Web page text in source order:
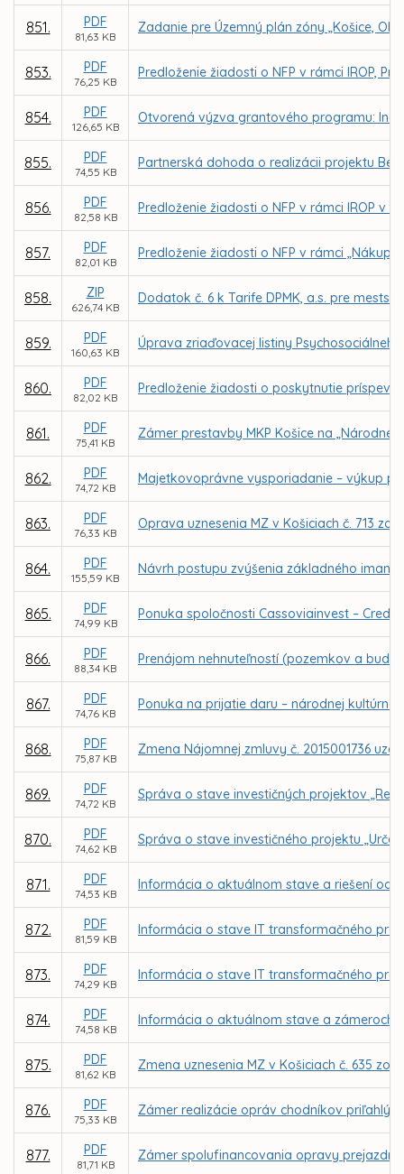
851. PDF
81,63 KB
Zadanie pre Územný plán zóny „Košice,
853. PDF
76,25 KB
Predloženie žiadosti o NFP v rámci IROP,
854. PDF
126,65 KB
Otvorená výzva grantového programu:
855. PDF
74,55 KB
Partnerská dohoda o realizácii projektu Bee
856. PDF
82,58 KB
Predloženie žiadosti o NFP v rámci IROP v
857. PDF
82,01 KB
Predloženie žiadosti o NFP v rámci
858. ZIP
626,74 KB
Dodatok č. 6 k Tarife DPMK, a.s. pre
859. PDF
160,63 KB
Úprava zriaďovacej listiny
860. PDF
82,02 KB
Predloženie žiadosti o poskytnutie
861. PDF
75,41 KB
Zámer prestavby MKP Košice na
862. PDF
74,72 KB
Majetkovoprávne vysporiadanie – výkup
863. PDF
76,33 KB
Oprava uznesenia MZ v Košiciach č. 713
864. PDF
155,59 KB
Návrh postupu zvýšenia základného
865. PDF
74,99 KB
Ponuka spoločnosti Cassoviainvest –
866. PDF
88,34 KB
Prenájom nehnuteľností (pozemkov a
867. PDF
74,76 KB
Ponuka na prijatie daru – národnej
868. PDF
75,87 KB
Zmena Nájomnej zmluvy č. 2015001736
869. PDF
74,72 KB
Správa o stave investičných projektov
870. PDF
74,62 KB
Správa o stave investičného projektu
871. PDF
74,53 KB
Informácia o aktuálnom stave a riešení
872. PDF
81,59 KB
Informácia o stave IT transformačného
873. PDF
74,29 KB
Informácia o stave IT transformačného
874. PDF
74,58 KB
Informácia o aktuálnom stave a zámeroch
875. PDF
81,62 KB
Zmena uznesenia MZ v Košiciach č. 635
876. PDF
75,33 KB
Zámer realizácie opráv chodníkov
877. PDF
81,71 KB
Zámer spolufinancovania opravy